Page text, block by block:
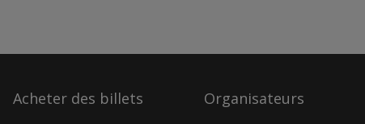
Acheter des billets Organisateurs